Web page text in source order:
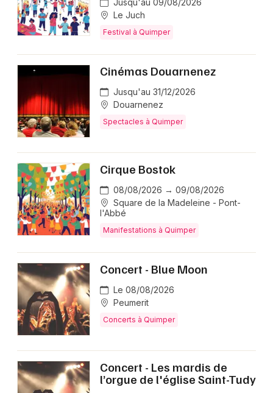
Le Juch
Festival à Quimper
Cinémas Douarnenez
Jusqu'au 31/12/2026
Douarnenez
Spectacles à Quimper
Cirque Bostok
08/08/2026 → 09/08/2026
Square de la Madeleine - Pont-
l'Abbé
Manifestations à Quimper
Concert - Blue Moon
Le 08/08/2026
Peumerit
Concerts à Quimper
Concert - Les mardis de
l’orgue de l'église Saint-Tudy